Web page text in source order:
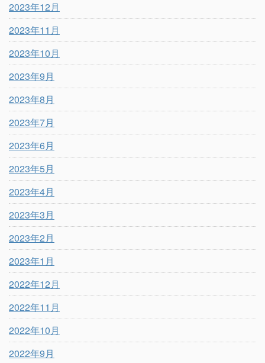
2023年12月
2023年11月
2023年10月
2023年9月
2023年8月
2023年7月
2023年6月
2023年5月
2023年4月
2023年3月
2023年2月
2023年1月
2022年12月
2022年11月
2022年10月
2022年9月